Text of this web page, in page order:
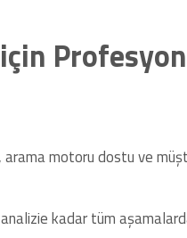
arama motoru dostu ve
kadar tüm